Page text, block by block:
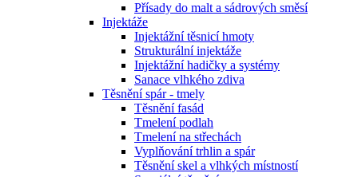
Přísady do malt a sádrových směsí
Injektáže
Injektážní těsnicí hmoty
Strukturální injektáže
Injektážní hadičky a systémy
Sanace vlhkého zdiva
Těsnění spár - tmely
Těsnění fasád
Tmelení podlah
Tmelení na střechách
Vyplňování trhlin a spár
Těsnění skel a vlhkých místností